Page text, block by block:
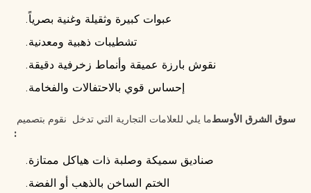
عبوات كبيرة وثقيلة وغنية بصرياً.
تشطيبات ذهبية ومعدنية.
نقوش بارزة عميقة وأنماط زخرفية دقيقة.
إحساس قوي بالاحتفالات والفخامة.
نقوم بتصميم ما يلي للعلامات التجارية التي تدخلسوق الشرق الأوسط
:
صناديق سميكة وصلبة ذات هياكل ممتازة.
الختم الساخن بالذهب أو الفضة.